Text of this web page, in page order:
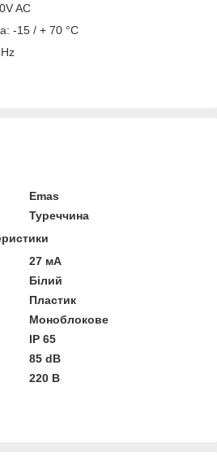
AC
-15 / + 70 °C
Emas
Туреччина
27 мА
Білий
Пластик
Моноблокове
IP 65
85 dB
220 В